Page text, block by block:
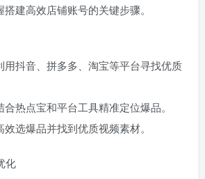
建高效店铺账号的关键步骤。
用抖音、拼多多、淘宝等平台寻找优质
热点宝和平台工具精准定位爆品。
选爆品并找到优质视频素材。
化